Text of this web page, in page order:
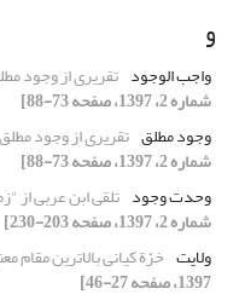
و
واجب الوجود تقریری از وجود
شماره 2، 1397، صفحه 73-88]
وجود مطلق تقریری از وجود
شماره 2، 1397، صفحه 73-88]
وحدت وجود تلقی ابن عربی از
شماره 2، 1397، صفحه 203-230]
ولایت خرّة کیانی بالاترین
1397، صفحه 27-46]